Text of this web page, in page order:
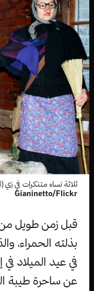
ثلاثة نساء متنكرات في زي
Gianinetto/Flickr
قبل زمن طويل
بذلته الحمراء،
في عيد الميلاد في
عن ساحرة طيبة